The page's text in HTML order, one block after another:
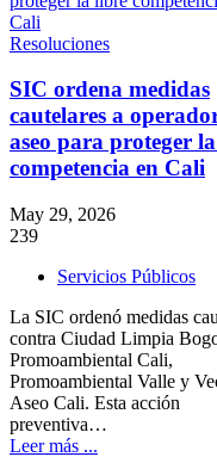
Resoluciones
SIC ordena medidas
cautelares a
aseo para proteger
competencia en Cali
May 29, 2026
239
Servicios Públicos
La SIC ordenó medidas
contra Ciudad Limpia
Promoambiental Cali,
Promoambiental Valle y
Aseo Cali. Esta acción
preventiva…
Leer más ...